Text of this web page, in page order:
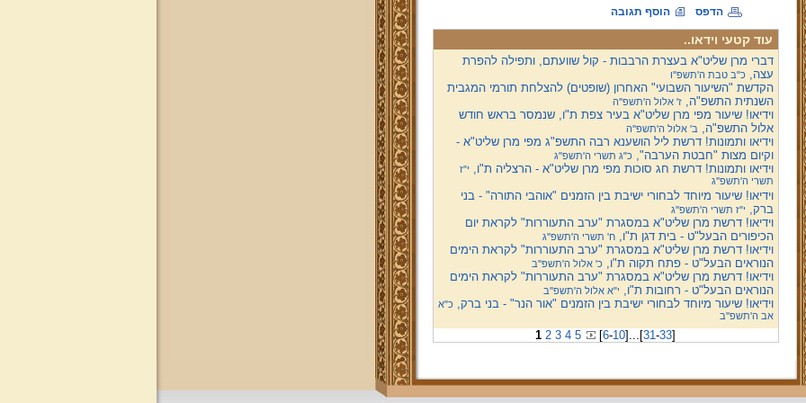
הדפס הוסף תגובה
עוד קטעי וידאו..
דברי מרן שליט"א בעצרת הרבבות - קול שוועתם, ותפילה להפרת
עצה,כ"ב טבת ה'תשפ''ו
הקדשת "השיעור השבועי" האחרון (שופטים) להצלחת תורמי המגבית
השנתית התשפ"ה,ז' אלול ה'תשפ''ה
וידיאו! שיעור מפי מרן שליט"א בעיר צפת ת"ו, שנמסר בראש חודש
אלול התשפ"ה,ב' אלול ה'תשפ''ה
וידיאו ותמונות! דרשת ליל הושענא רבה התשפ"ג מפי מרן שליט"א -
וקיום מצות "חבטת הערבה",כ"ג תשרי ה'תשפ''ג
וידיאו ותמונות! דרשת חג סוכות מפי מרן שליט"א - הרצליה ת"ו, י"ז
תשרי ה'תשפ''ג
וידיאו! שיעור מיוחד לבחורי ישיבת בין הזמנים "אוהבי התורה" - בני
ברק, י"ז תשרי ה'תשפ''ג
וידיאו! דרשת מרן שליט"א במסגרת "ערב התעוררות" לקראת יום
הכיפורים הבעל"ט - בית דגן ת"ו,ח' תשרי ה'תשפ''ג
וידיאו! דרשת מרן שליט"א במסגרת "ערב התעוררות" לקראת הימים
הנוראים הבעל"ט - פתח תקוה ת"ו,כ' אלול ה'תשפ''ב
וידיאו! דרשת מרן שליט"א במסגרת "ערב התעוררות" לקראת הימים
הנוראים הבעל"ט - רחובות ת"ו, י"א אלול ה'תשפ''ב
וידיאו! שיעור מיוחד לבחורי ישיבת בין הזמנים "אור הנר" - בני ברק,כ"א
אב ה'תשפ''ב
1 2 3 4 5 [6-10] ... [31-33]